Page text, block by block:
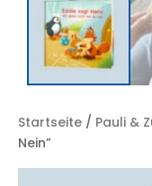
Startseite / Pauli &
Nein”